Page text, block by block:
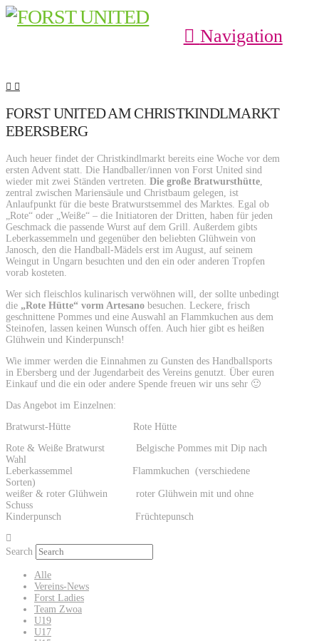
Navigation
FORST UNITED AM CHRISTKINDLMARKT
EBERSBERG
Auch heuer findet der Christkindlmarkt bereits eine Woche vor dem
ersten Advent statt. Die Handballer/innen von Forst United sind
wieder mit zwei Ständen vertreten. Die große Bratwursthütte
zentral zwischen Mariensäule und Christbaum gelegen, ist
Anlaufpunkt für die beste Bratwurstsemmel des Marktes. Egal ob
„Rote“ oder „Weiße“ – die Initiatoren der Dritten, haben für jeden
Geschmack die passende Wurst auf dem Grill. Außerdem gibts
Leberkassemmeln und gegenüber den beliebten Glühwein von
Janosch, den die Handball-Mädels erst im August, auf seinem
Weingut in Ungarn besuchten und den ein oder anderen Tropfen
vorab kosteten.
Wer sich fleischlos kulinarisch verwöhnen will, der sollte unbedingt
die „Rote Hütte“ vorm Artesano besuchen. Leckere, frisch
geschnittene Pommes und eine Auswahl an Flammkuchen aus dem
Steinofen, lassen keinen Wunsch offen. Auch hier gibt es heißen
Glühwein und Kinderpunsch!
Wie immer werden die Einnahmen zu Gunsten des Handballsports
in Ebersberg und der Jugendarbeit des Vereins genutzt. Über euren
Einkauf und die ein oder andere Spende freuen wir uns sehr 🙂
Das Angebot im Einzelnen:
Bratwurst-Hütte Rote Hütte
Rote & Weiße Bratwurst Belgische Pommes mit Dip nach
Wahl
Leberkassemmel Flammkuchen (verschiedene
Sorten)
weißer & roter Glühwein roter Glühwein mit und ohne
Schuss
Kinderpunsch Früchtepunsch
Search
Alle
Vereins-News
Forst Ladies
Team Zwoa
U19
U17